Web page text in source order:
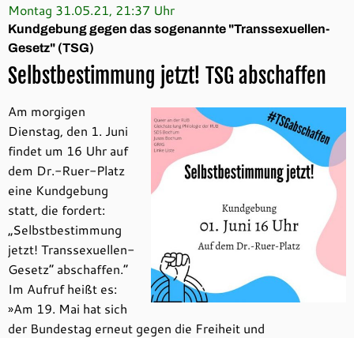
Montag 31.05.21, 21:37 Uhr
Kundgebung gegen das sogenannte "Transsexuellen-
Gesetz" (TSG)
Selbstbestimmung jetzt! TSG abschaffen
Am morgigen
Dienstag, den 1. Juni
findet um 16 Uhr auf
dem Dr.-Ruer-Platz
eine Kundgebung
statt, die fordert:
„Selbstbestimmung
jetzt! Transsexuellen-
Gesetz“ abschaffen.“
Im Aufruf heißt es:
»Am 19. Mai hat sich
der Bundestag erneut gegen die Freiheit und